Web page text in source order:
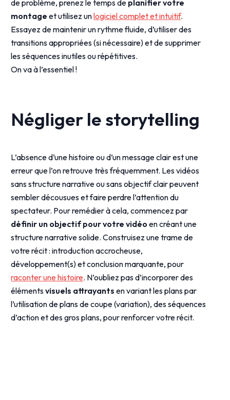
de problème, prenez le temps de planifier votre
montage et utilisez unlogiciel complet et intuitif.
Essayez de maintenir un rythme fluide, d’utiliser des
transitions appropriées (si nécessaire) et de supprimer
les séquences inutiles ou répétitives.
On va à l’essentiel !
Négliger le storytelling
L’absence d’une histoire ou d’un message clair est une
erreur que l’on retrouve très fréquemment. Les vidéos
sans structure narrative ou sans objectif clair peuvent
sembler décousues et faire perdre l’attention du
spectateur. Pour remédier à cela, commencez par
définir un objectif pour votre vidéoen créant une
structure narrative solide. Construisez une trame de
votre récit : introduction accrocheuse,
développement(s) et conclusion marquante, pour
raconter une histoire. N’oubliez pas d’incorporer des
élémentsvisuels attrayantsen variant les plans par
l’utilisation de plans de coupe (variation), des séquences
d’action et des gros plans, pour renforcer votre récit.